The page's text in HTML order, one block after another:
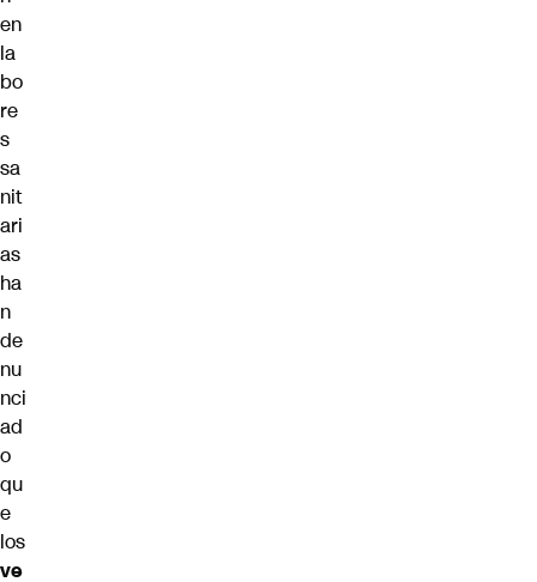
en
la
bo
re
s
sa
nit
ari
as
ha
n
de
nu
nci
ad
o
qu
e
los
ve